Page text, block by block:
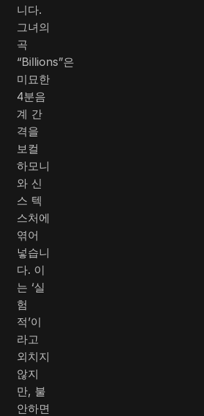
니다.
그녀의
곡
“Billions”은
미묘한
4분음
계 간
격을
보컬
하모니
와 신
스 텍
스처에
엮어
넣습니
다. 이
는 ‘실
험
적’이
라고
외치지
않지
만, 불
안하면